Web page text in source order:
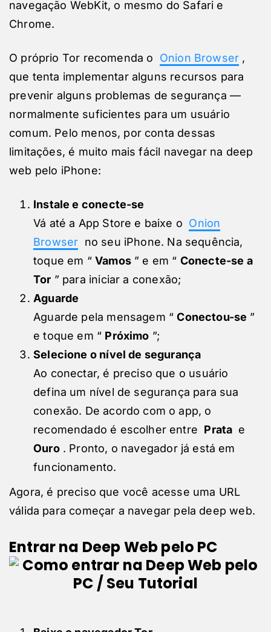
navegação WebKit, o mesmo do Safari e
Chrome.
O próprio Tor recomenda o Onion Browser ,
que tenta implementar alguns recursos para
prevenir alguns problemas de segurança —
normalmente suficientes para um usuário
comum. Pelo menos, por conta dessas
limitações, é muito mais fácil navegar na deep
web pelo iPhone:
Instale e conecte-se
Vá até a App Store e baixe o Onion
Browser no seu iPhone. Na sequência,
toque em “ Vamos” e em “ Conecte-se a
Tor ” para iniciar a conexão;
Aguarde
Aguarde pela mensagem “Conectou-se ”
e toque em “ Próximo ”;
Selecione o nível de segurança
Ao conectar, é preciso que o usuário
defina um nível de segurança para sua
conexão. De acordo com o app, o
recomendado é escolher entre Prata e
Ouro. Pronto, o navegador já está em
funcionamento.
Agora, é preciso que você acesse uma URL
válida para começar a navegar pela deep web.
Entrar na Deep Web pelo PC